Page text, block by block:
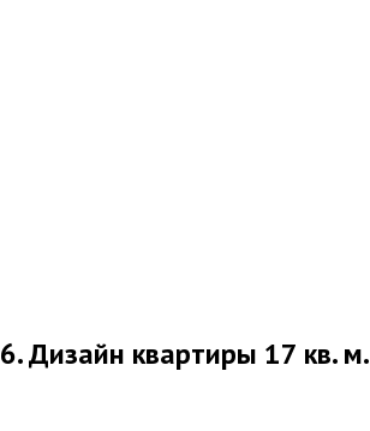
6. Дизайн квартиры 17 кв. м.